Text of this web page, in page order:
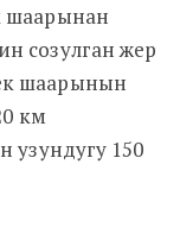
шаарынан
созулган жер
шаарынын
км
узундугу 150